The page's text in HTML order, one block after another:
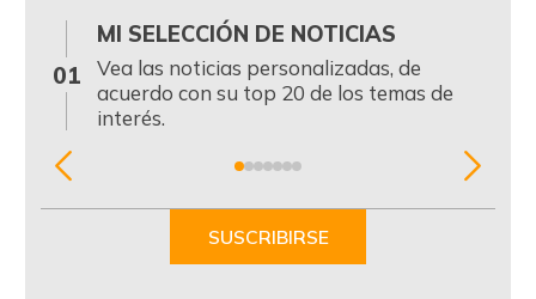
01
MI SELECCIÓN DE NOTICIAS
Vea las noticias personalizadas, de
acuerdo con su top 20 de los temas de
interés.
Item
SUSCRIBIRSE